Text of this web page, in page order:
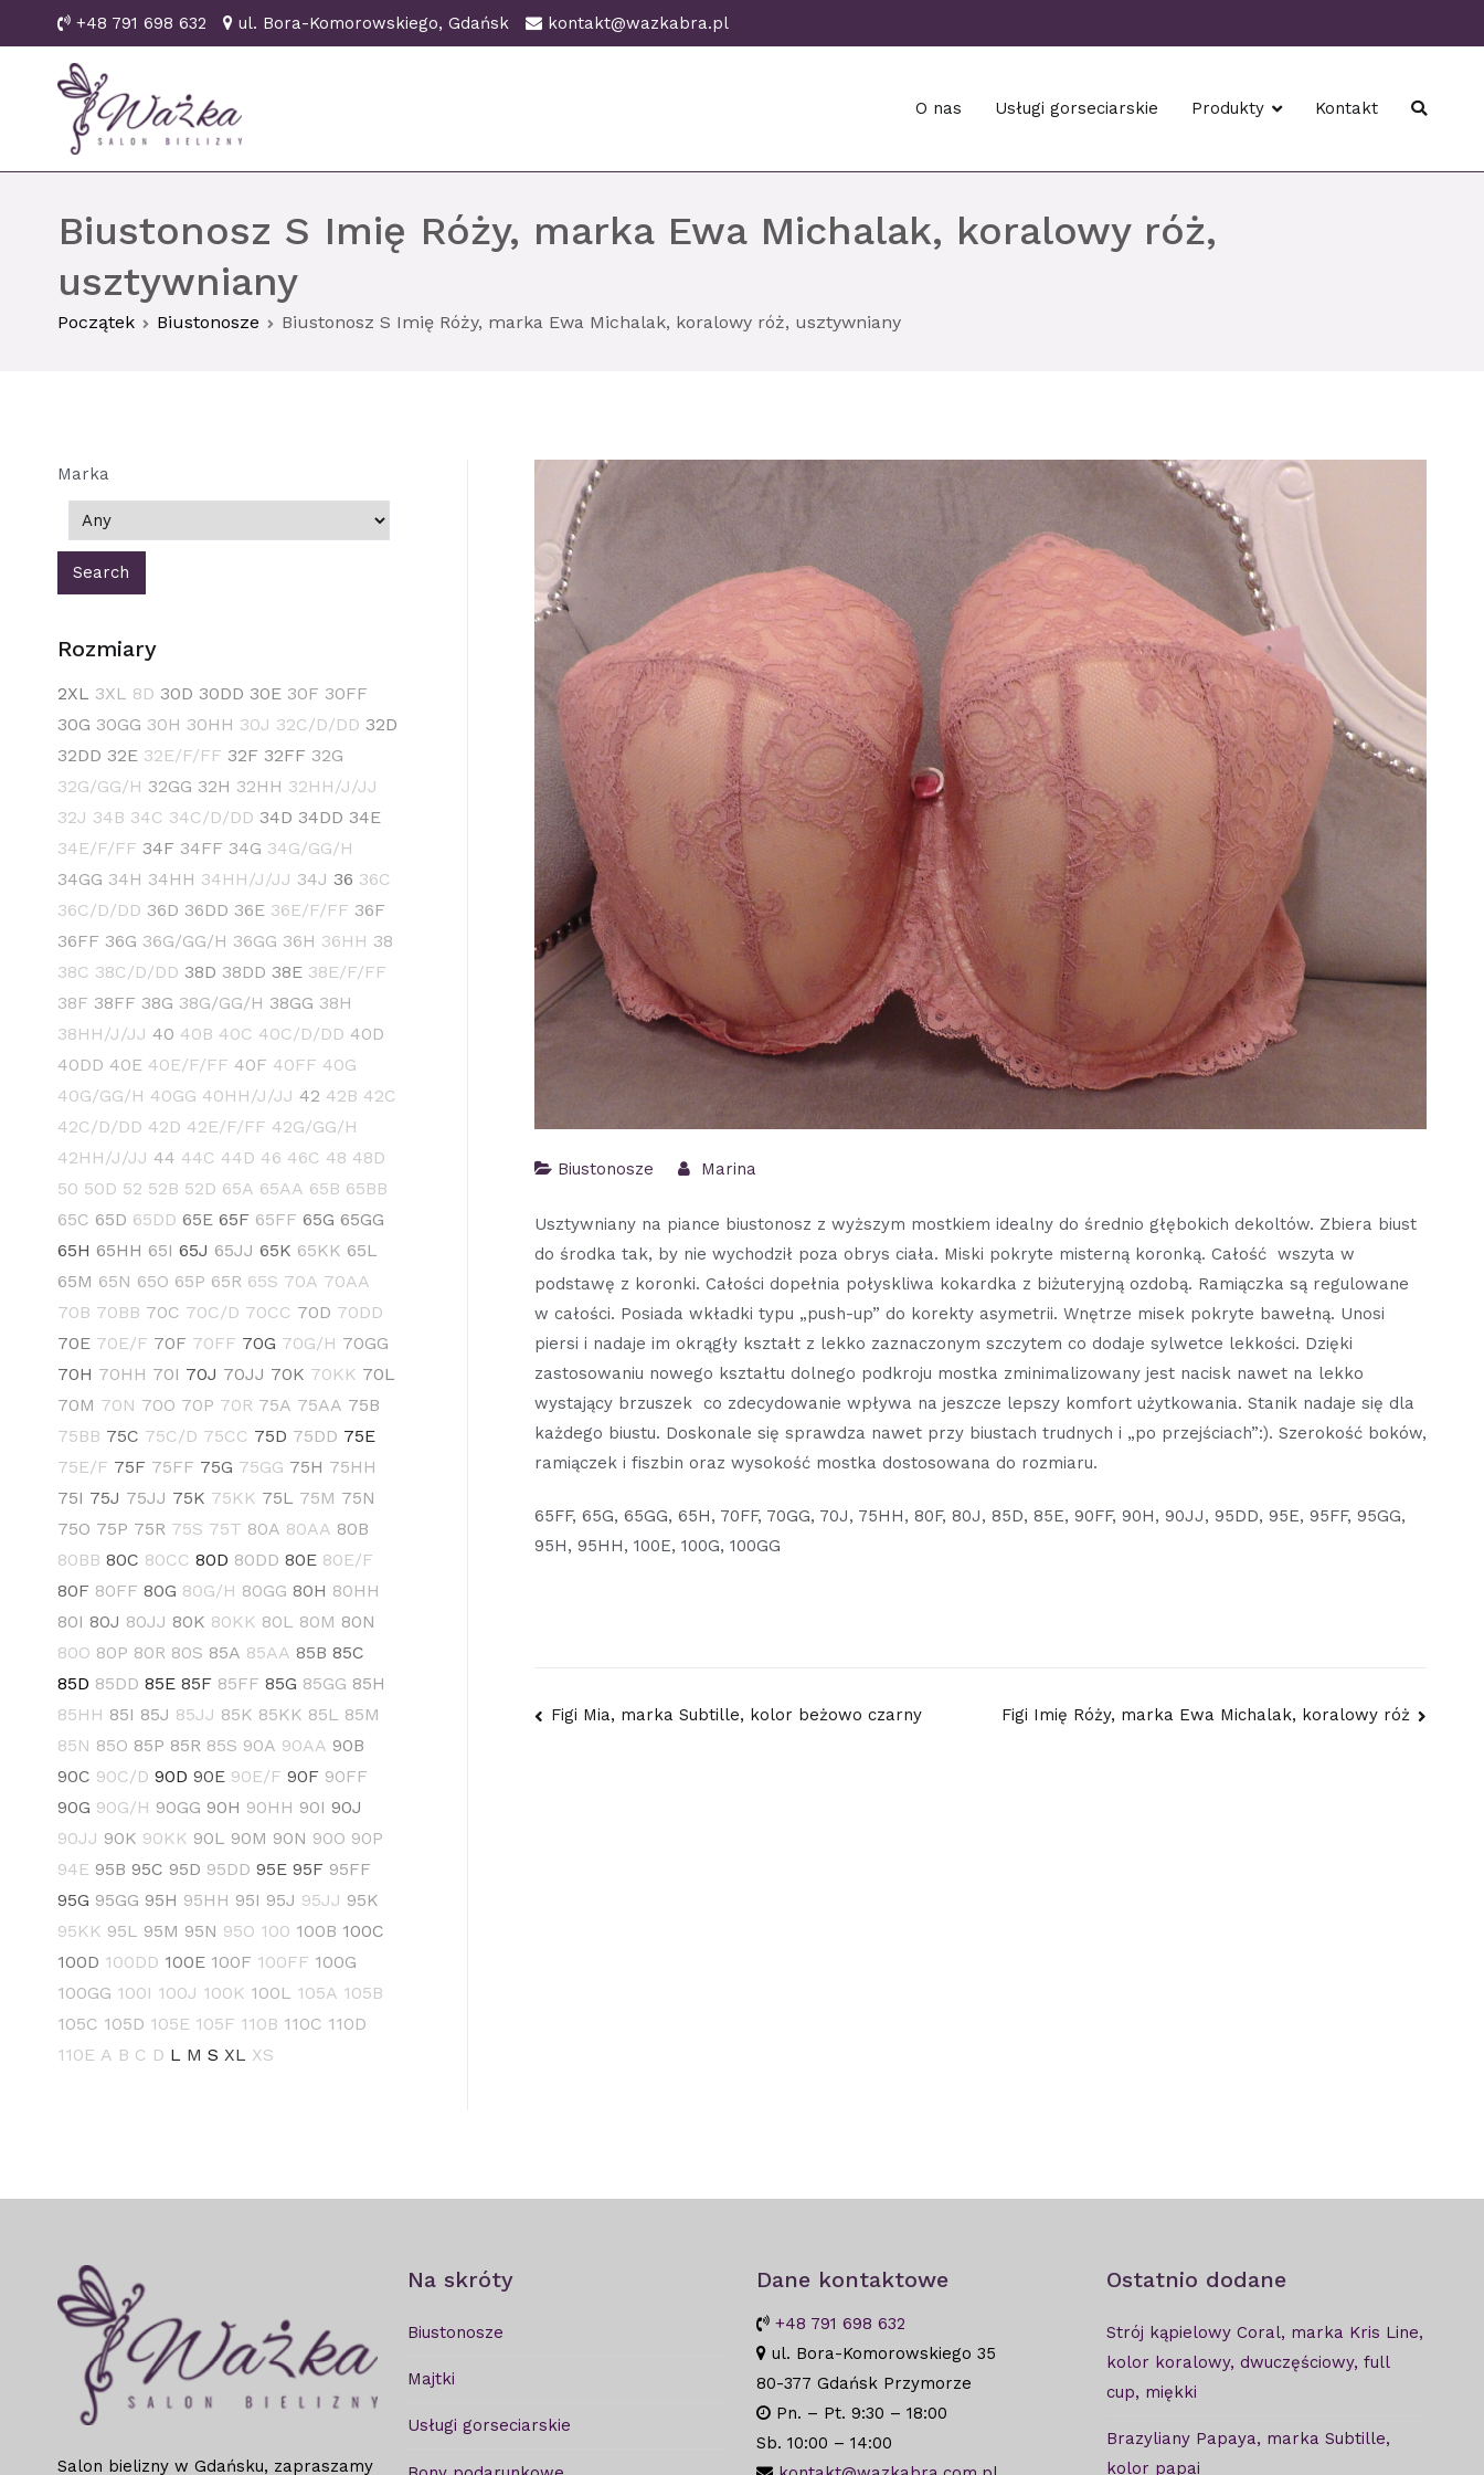
do
+48 791 698 632 ul. Bora-Komorowskiego, Gdańsk kontakt@wazkabra.pl
O nas Usługi gorseciarskie Produkty Kontakt
Biustonosz S Imię Róży, marka Ewa Michalak, koralowy róż,
usztywniany
Początek Biustonosze Biustonosz S Imię Róży, marka Ewa Michalak, koralowy róż, usztywniany
Biustonosze Marina
Usztywniany na piance biustonosz z wyższym mostkiem idealny do średnio głębokich dekoltów. Zbiera biust
do środka tak, by nie wychodził poza obrys ciała. Miski pokryte misterną koronką. Całość wszyta w
podstawę z koronki. Całości dopełnia połyskliwa kokardka z biżuteryjną ozdobą. Ramiączka są regulowane
w całości. Posiada wkładki typu „push-up” do korekty asymetrii. Wnętrze misek pokryte bawełną. Unosi
piersi i nadaje im okrągły kształt z lekko zaznaczonym szczytem co dodaje sylwetce lekkości. Dzięki
zastosowaniu nowego kształtu dolnego podkroju mostka zminimalizowany jest nacisk nawet na lekko
wystający brzuszek co zdecydowanie wpływa na jeszcze lepszy komfort użytkowania. Stanik nadaje się dla
każdego biustu. Doskonale się sprawdza nawet przy biustach trudnych i „po przejściach”:). Szerokość boków,
ramiączek i fiszbin oraz wysokość mostka dostosowana do rozmiaru.
65FF, 65G, 65GG, 65H, 70FF, 70GG, 70J, 75HH, 80F, 80J, 85D, 85E, 90FF, 90H, 90JJ, 95DD, 95E, 95FF, 95GG,
95H, 95HH, 100E, 100G, 100GG
Nawigacja
Figi Mia, marka Subtille, kolor beżowo czarny Figi Imię Róży, marka Ewa Michalak, koralowy róż
Marka
Rozmiary
2XL 3XL 8D 30D 30DD 30E 30F 30FF
30G 30GG 30H 30HH 30J 32C/D/DD 32D
32DD 32E 32E/F/FF 32F 32FF 32G
32G/GG/H 32GG 32H 32HH 32HH/J/JJ
32J 34B 34C 34C/D/DD 34D 34DD 34E
34E/F/FF 34F 34FF 34G 34G/GG/H
34GG 34H 34HH 34HH/J/JJ 34J 36 36C
36C/D/DD 36D 36DD 36E 36E/F/FF 36F
36FF 36G 36G/GG/H 36GG 36H 36HH 38
38C 38C/D/DD 38D 38DD 38E 38E/F/FF
38F 38FF 38G 38G/GG/H 38GG 38H
38HH/J/JJ 40 40B 40C 40C/D/DD 40D
40DD 40E 40E/F/FF 40F 40FF 40G
40G/GG/H 40GG 40HH/J/JJ 42 42B 42C
42C/D/DD 42D 42E/F/FF 42G/GG/H
42HH/J/JJ 44 44C 44D 46 46C 48 48D
50 50D 52 52B 52D 65A 65AA 65B 65BB
65C 65D 65DD 65E 65F 65FF 65G 65GG
65H 65HH 65I 65J 65JJ 65K 65KK 65L
65M 65N 65O 65P 65R 65S 70A 70AA
70B 70BB 70C 70C/D 70CC 70D 70DD
70E 70E/F 70F 70FF 70G 70G/H 70GG
70H 70HH 70I 70J 70JJ 70K 70KK 70L
70M 70N 70O 70P 70R 75A 75AA 75B
75BB 75C 75C/D 75CC 75D 75DD 75E
75E/F 75F 75FF 75G 75GG 75H 75HH
75I 75J 75JJ 75K 75KK 75L 75M 75N
75O 75P 75R 75S 75T 80A 80AA 80B
80BB 80C 80CC 80D 80DD 80E 80E/F
80F 80FF 80G 80G/H 80GG 80H 80HH
80I 80J 80JJ 80K 80KK 80L 80M 80N
80O 80P 80R 80S 85A 85AA 85B 85C
85D 85DD 85E 85F 85FF 85G 85GG 85H
85HH 85I 85J 85JJ 85K 85KK 85L 85M
85N 85O 85P 85R 85S 90A 90AA 90B
90C 90C/D 90D 90E 90E/F 90F 90FF
90G 90G/H 90GG 90H 90HH 90I 90J
90JJ 90K 90KK 90L 90M 90N 90O 90P
94E 95B 95C 95D 95DD 95E 95F 95FF
95G 95GG 95H 95HH 95I 95J 95JJ 95K
95KK 95L 95M 95N 95O 100 100B 100C
100D 100DD 100E 100F 100FF 100G
100GG 100I 100J 100K 100L 105A 105B
105C 105D 105E 105F 110B 110C 110D
110E A B C D L M S XL XS
Salon bielizny w Gdańsku, zapraszamy
Na skróty
Biustonosze
Majtki
Usługi gorseciarskie
Dane kontaktowe
+48 791 698 632
ul. Bora-Komorowskiego 35
80-377 Gdańsk Przymorze
Pn. – Pt. 9:30 – 18:00
Sb. 10:00 – 14:00
Ostatnio dodane
Strój kąpielowy Coral, marka Kris Line,
kolor koralowy, dwuczęściowy, full
cup, miękki
Brazyliany Papaya, marka Subtille,
kolor papai